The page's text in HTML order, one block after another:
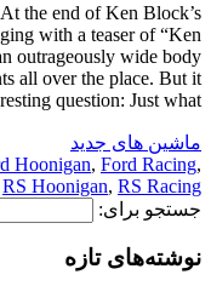
the end of Ken Block’s
with a teaser of “Ken
outrageously wide body
all over the place. But it
question: Just what […]
ماشین های جدید
Hoonigan, Ford Racing,
RS Hoonigan, RS Racing
جستجو برای:
نوشته‌های تازه